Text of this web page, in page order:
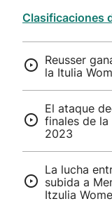
Clasificaciones
Reusser
la Itulia
El ataque
finales de la
2023
La lucha
subida a
Itzulia